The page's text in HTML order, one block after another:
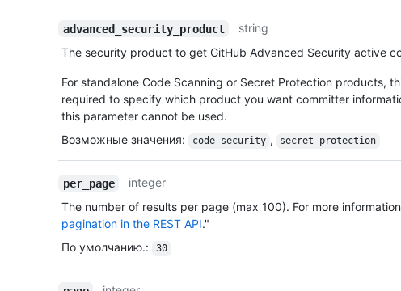
advanced_security_product
string
The security product to get GitHub Advanced Security active
For standalone Code Scanning or Secret Protection products,
required to specify which product you want committer
this parameter cannot be used.
Возможные значения: code_security , secret_protection
per_page
integer
The number of results per page (max 100). For more
pagination in the REST API."
По умолчанию.: 30